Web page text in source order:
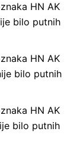
HN AK
bilo putnih
HN AK
bilo putnih
HN AK
bilo putnih